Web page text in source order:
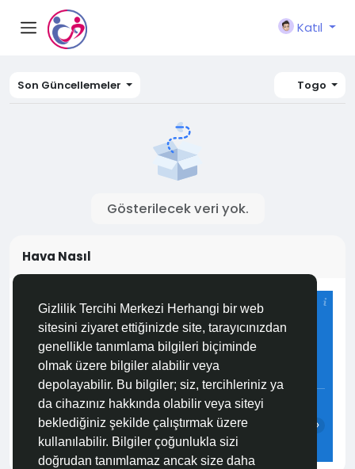
Gizlilik Tercihi Merkezi Herhangi bir web
sitesini ziyaret ettiğinizde site, tarayıcınızdan
genellikle tanımlama bilgileri biçiminde
olmak üzere bilgiler alabilir veya
depolayabilir. Bu bilgiler; siz, tercihleriniz ya
da cihazınız hakkında olabilir veya siteyi
beklediğiniz şekilde çalıştırmak üzere
kullanılabilir. Bilgiler çoğunlukla sizi
doğrudan tanımlamaz ancak size daha
Katıl
Son Güncellemeler Togo
Gösterilecek veri yok.
Hava Nasıl
Istanbul
30°C
4.5 m/s 48%
14:00
30°C
15:00
31°C
16:00
30°C
17:00
30°C
18:00
‹ ›